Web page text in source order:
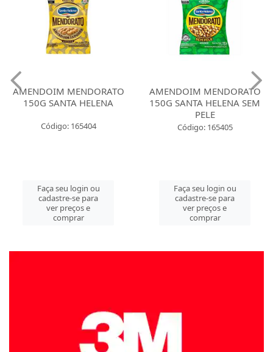
AMENDOIM MENDORATO
150G SANTA HELENA
Código: 165404
Faça seu login ou
cadastre-se para
ver preços e
comprar
AMENDOIM MENDORATO
150G SANTA HELENA SEM
PELE
Código: 165405
Faça seu login ou
cadastre-se para
ver preços e
comprar